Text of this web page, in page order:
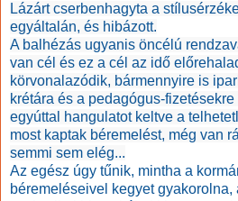
Lázárt cserbenhagyta a
egyáltalán, és hibázott.
A balhézás ugyanis öncélú
van cél és ez a cél az idő
körvonalazódik, bármennyire is
krétára és a pedagógus-
egyúttal hangulatot keltve a
most kaptak béremelést, még van
semmi sem elég...
Az egész úgy tűnik, mintha a
béremeléseivel kegyet